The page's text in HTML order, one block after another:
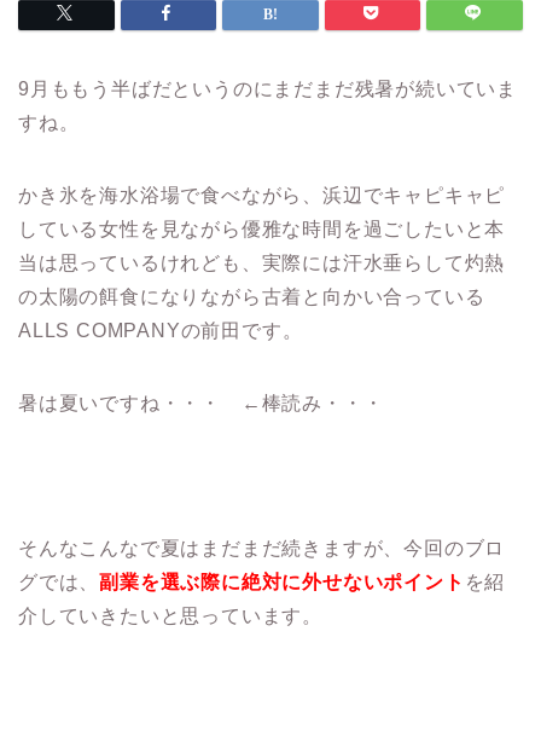
9月ももう半ばだというのにまだまだ残暑が続いていま
すね。
かき氷を海水浴場で食べながら、浜辺でキャピキャピ
している女性を見ながら優雅な時間を過ごしたいと本
当は思っているけれども、実際には汗水垂らして灼熱
の太陽の餌食になりながら古着と向かい合っている
ALLS COMPANYの前田です。
暑は夏いですね・・・ ←棒読み・・・
そんなこんなで夏はまだまだ続きますが、今回のブロ
グでは、副業を選ぶ際に絶対に外せないポイント を紹
介していきたいと思っています。